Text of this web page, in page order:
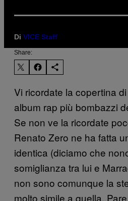
Di VICE Staff
Share:
Vi ricordate la copertina di
album rap più bombazzi
Se non ve la ricordate
Renato Zero ne ha fatta
identica (diciamo che
somiglianza tra lui e
non sono comunque la
molto simile a quella.